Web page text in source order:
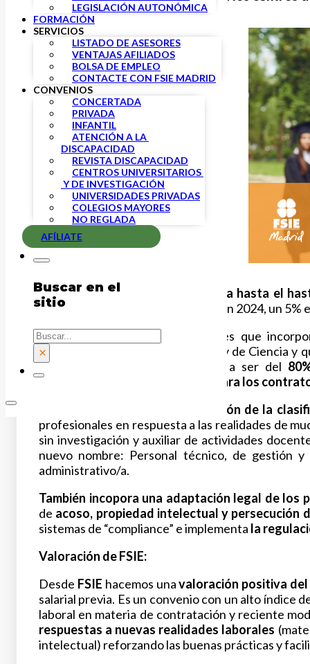
LEGISLACIÓN AUTONÓMICA
FORMACIÓN
SERVICIOS
LISTADO DE ASESORES
VENTAJAS AFILIADOS
BOLSA DE EMPLEO
CONTACTE CON FSIE MADRID
CONVENIOS
CONCERTADA
PRIVADA
INFANTIL
ATENCIÓN A LA
DISCAPACIDAD
REVISTA DISCAPACIDAD
CENTROS UNIVERSITARIOS
Y DE INVESTIGACIÓN
UNIVERSIDADES PRIVADAS
COLEGIOS MAYORES
NO REGLADA
AFÍLIATE
Buscar en el
sitio
Buscar
×
Este Convenio tendrá una vigencia hasta el
manera: un 5% en 2023, un 5% en en 2024, un
Otras novedades del Convenio es que
especificidades de la LOSU y la Ley de Ciencia y
establecido legalmente, pasando a ser del
año
90% para los
daptación de la
profesionales en respuesta a las realidades de
sin investigación y auxiliar de actividades
nuevo nombre: Personal técnico, de gestión
administrativo/a.
También incopora una adaptación legal de los
de acoso, propiedad intelectual y persecución
sistemas de “compliance” e implementa la
Valoración de FSIE:
Desde FSIE hacemos unavaloración positiva
salarial previa. Es un convenio con un alto índice
laboral en materia de contratación y reciente
respuestas a nuevas realidades laborales
intelectual) reforzando las buenas prácticas y